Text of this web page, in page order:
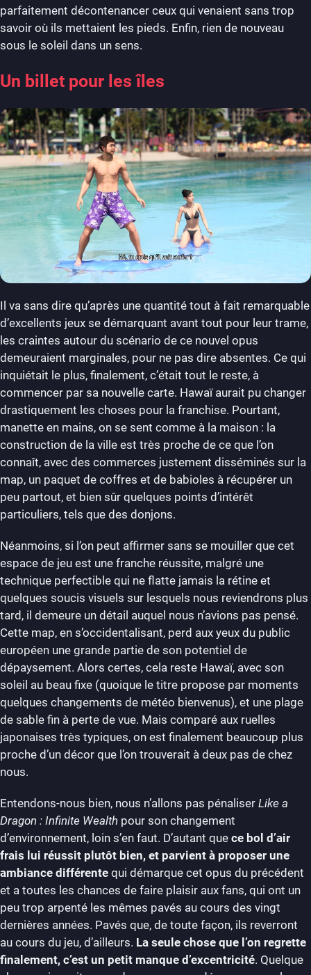
parfaitement décontenancer ceux qui venaient sans trop
savoir où ils mettaient les pieds. Enfin, rien de nouveau
sous le soleil dans un sens.
Un billet pour les îles
Il va sans dire qu’après une quantité tout à fait remarquable
d’excellents jeux se démarquant avant tout pour leur trame,
les craintes autour du scénario de ce nouvel opus
demeuraient marginales, pour ne pas dire absentes. Ce qui
inquiétait le plus, finalement, c’était tout le reste, à
commencer par sa nouvelle carte. Hawaï aurait pu changer
drastiquement les choses pour la franchise. Pourtant,
manette en mains, on se sent comme à la maison : la
construction de la ville est très proche de ce que l’on
connaît, avec des commerces justement disséminés sur la
map, un paquet de coffres et de babioles à récupérer un
peu partout, et bien sûr quelques points d’intérêt
particuliers, tels que des donjons.
Néanmoins, si l’on peut affirmer sans se mouiller que cet
espace de jeu est une franche réussite, malgré une
technique perfectible qui ne flatte jamais la rétine et
quelques soucis visuels sur lesquels nous reviendrons plus
tard, il demeure un détail auquel nous n’avions pas pensé.
Cette map, en s’occidentalisant, perd aux yeux du public
européen une grande partie de son potentiel de
dépaysement. Alors certes, cela reste Hawaï, avec son
soleil au beau fixe (quoique le titre propose par moments
quelques changements de météo bienvenus), et une plage
de sable fin à perte de vue. Mais comparé aux ruelles
japonaises très typiques, on est finalement beaucoup plus
proche d’un décor que l’on trouverait à deux pas de chez
nous.
Entendons-nous bien, nous n’allons pas pénaliser Like a
Dragon : Infinite Wealth pour son changement
d’environnement, loin s’en faut. D’autant que ce bol d’air
frais lui réussit plutôt bien, et parvient à proposer une
ambiance différente qui démarque cet opus du précédent
et a toutes les chances de faire plaisir aux fans, qui ont un
peu trop arpenté les mêmes pavés au cours des vingt
dernières années. Pavés que, de toute façon, ils reverront
au cours du jeu, d’ailleurs. La seule chose que l’on regrette
finalement, c’est un petit manque d’excentricité. Quelque